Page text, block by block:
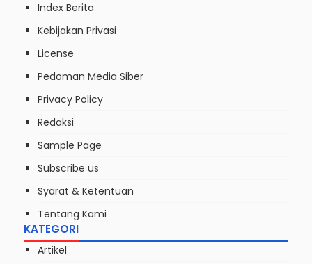
Index Berita
Kebijakan Privasi
License
Pedoman Media Siber
Privacy Policy
Redaksi
Sample Page
Subscribe us
Syarat & Ketentuan
Tentang Kami
KATEGORI
Artikel